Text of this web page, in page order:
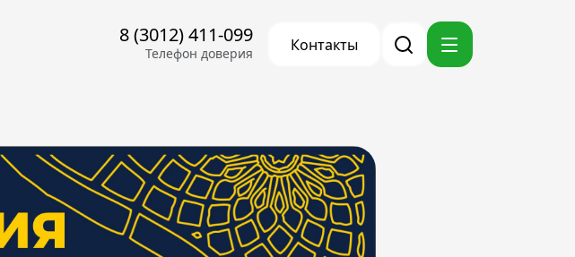
8 (3012) 411-099
Телефон доверия Контакты